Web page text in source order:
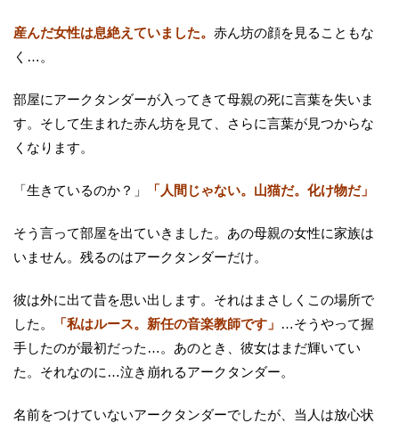
産んだ女性は息絶えていました。 赤ん坊の顔を見ることもな
く…。
部屋にアークタンダーが入ってきて母親の死に言葉を失いま
す。そして生まれた赤ん坊を見て、さらに言葉が見つからな
くなります。
「生きているのか？」 「人間じゃない。山猫だ。化け物だ」
そう言って部屋を出ていきました。あの母親の女性に家族は
いません。残るのはアークタンダーだけ。
彼は外に出て昔を思い出します。それはまさしくこの場所で
した。
「私はルース。新任の音楽教師です」 …そうやって握
手したのが最初だった…。あのとき、彼女はまだ輝いてい
た。それなのに…泣き崩れるアークタンダー。
名前をつけていないアークタンダーでしたが、当人は放心状